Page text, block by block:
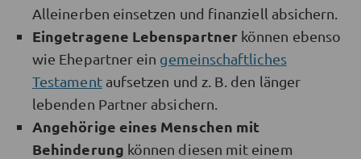
Alleinerben einsetzen und finanziell absichern.
Eingetragene Lebenspartnerkönnen ebenso
wie Ehepartner ein gemeinschaftliches
Testamentaufsetzen und z. B. den länger
lebenden Partner absichern.
Angehörige eines Menschen mit
Behinderung können diesen mit einem